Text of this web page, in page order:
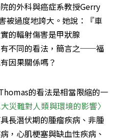
的外科與癌症系教授Gerry
被過度地誇大。她說：『車
的輻射傷害是甲狀腺
不同的看法，簡言之──福
因果關係嗎？
的看法是相當限縮的一
大災難對人類與環境的影響〉
長潛伏期的腫瘤疾病、非腫
，心肌梗塞與缺血性疾病、